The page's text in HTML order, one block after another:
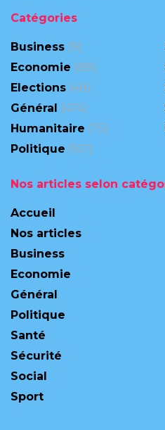
Catégories
Business (9)
Economie (88)
Elections (48)
Général (474)
Humanitaire (75)
Politique (167)
Nos articles selon
Accueil
Nos articles
Business
Economie
Général
Politique
Santé
Sécurité
Social
Sport